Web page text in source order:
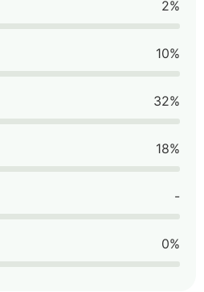
2%
10%
32%
18%
-
0%